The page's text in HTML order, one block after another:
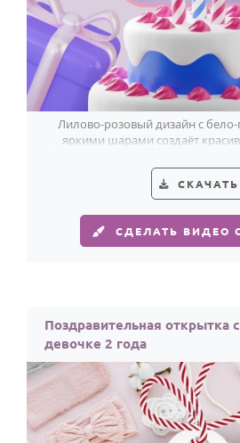
Лилово-розовый дизайн с
яркими шарами создаёт
СКАЧАТЬ
СДЕЛАТЬ ВИДЕО
Поздравительная открытка
девочке 2 года